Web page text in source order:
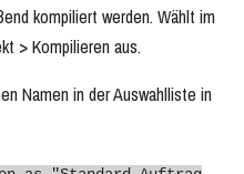
kompiliert werden. Wählt im
> Kompilieren aus.
Namen in der Auswahlliste in